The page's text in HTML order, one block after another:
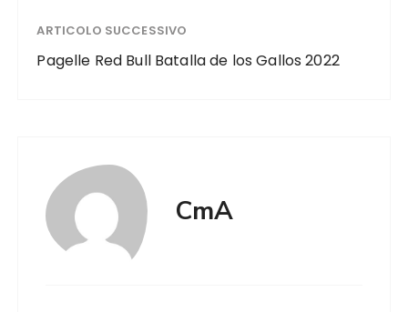
ARTICOLO SUCCESSIVO
Pagelle Red Bull Batalla de los Gallos 2022
CmA